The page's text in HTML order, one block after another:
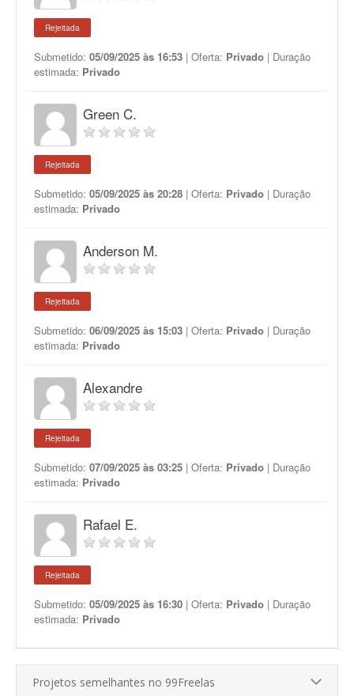
Rejeitada
Submetido: 05/09/2025 às 16:53 | Oferta: Privado | Duração
estimada: Privado
Green C.
Rejeitada
Submetido: 05/09/2025 às 20:28 | Oferta: Privado | Duração
estimada: Privado
Anderson M.
Rejeitada
Submetido: 06/09/2025 às 15:03 | Oferta: Privado | Duração
estimada: Privado
Alexandre
Rejeitada
Submetido: 07/09/2025 às 03:25 | Oferta: Privado | Duração
estimada: Privado
Rafael E.
Rejeitada
Submetido: 05/09/2025 às 16:30 | Oferta: Privado | Duração
estimada: Privado
Projetos semelhantes no 99Freelas